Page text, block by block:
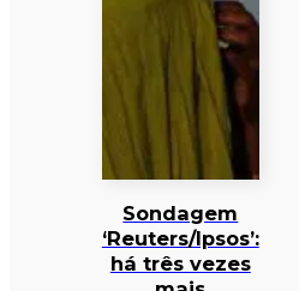
Sondagem
‘Reuters/Ipsos’:
há três vezes